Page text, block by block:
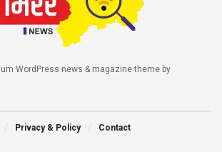
WordPress news & magazine theme by
Privacy & Policy Contact